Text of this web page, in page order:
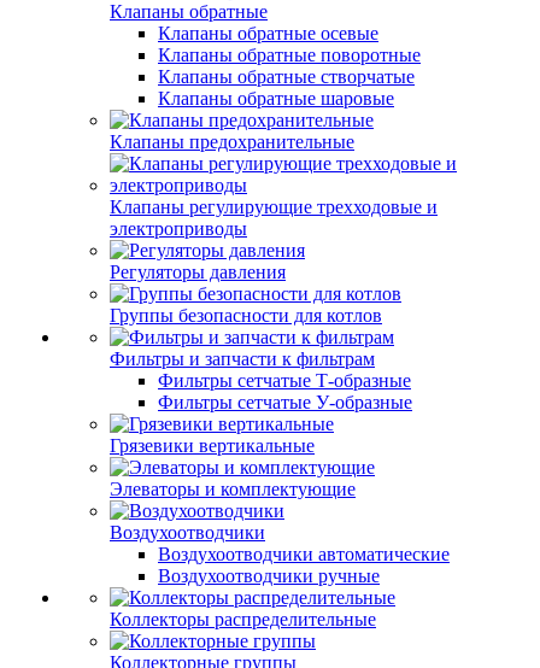
Клапаны обратные
Клапаны обратные осевые
Клапаны обратные поворотные
Клапаны обратные створчатые
Клапаны обратные шаровые
Клапаны предохранительные
Клапаны регулирующие трехходовые и
электроприводы
Регуляторы давления
Группы безопасности для котлов
Фильтры и запчасти к фильтрам
Фильтры сетчатые Т-образные
Фильтры сетчатые У-образные
Грязевики вертикальные
Элеваторы и комплектующие
Воздухоотводчики
Воздухоотводчики автоматические
Воздухоотводчики ручные
Коллекторы распределительные
Коллекторные группы